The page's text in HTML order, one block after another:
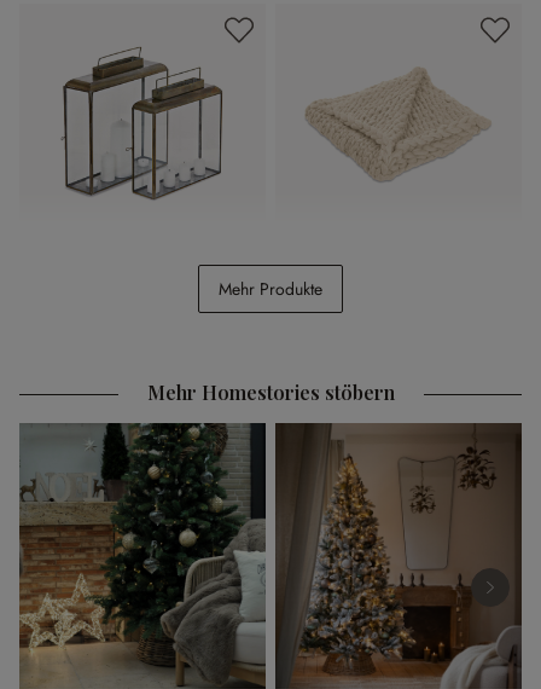
Laterne 2er Set Estrelle Plaid Reidous
Mehr Produkte
Mehr Homestories stöbern